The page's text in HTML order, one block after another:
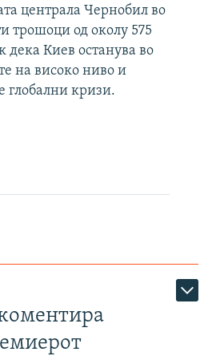
централа Чернобил во
трошоци од околу 575
Киев останува во
на високо ниво и
глобални кризи.